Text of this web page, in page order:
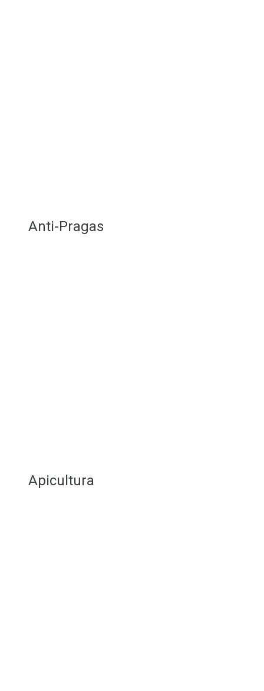
Anti-Pragas
Apicultura